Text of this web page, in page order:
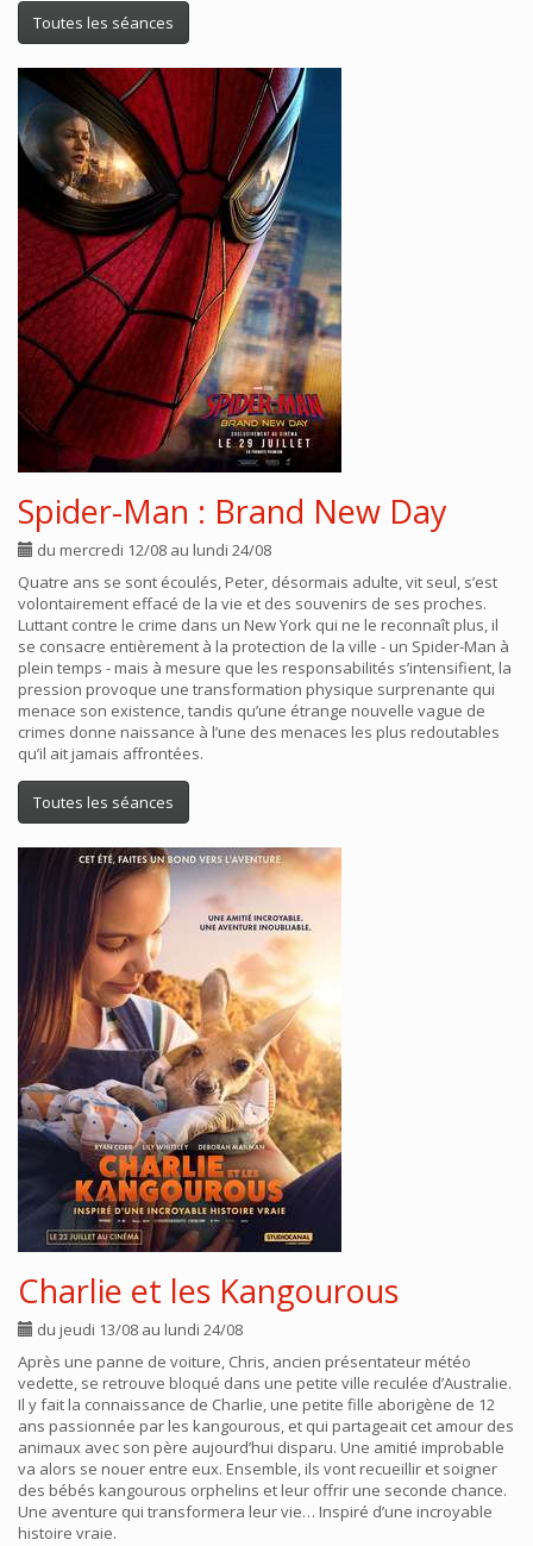
Toutes les séances
Spider-Man : Brand New Day
du mercredi 12/08 au lundi 24/08
Quatre ans se sont écoulés, Peter, désormais adulte, vit seul, s’est
volontairement effacé de la vie et des souvenirs de ses proches.
Luttant contre le crime dans un New York qui ne le reconnaît plus, il
se consacre entièrement à la protection de la ville - un Spider-Man à
plein temps - mais à mesure que les responsabilités s’intensifient, la
pression provoque une transformation physique surprenante qui
menace son existence, tandis qu’une étrange nouvelle vague de
crimes donne naissance à l’une des menaces les plus redoutables
qu’il ait jamais affrontées.
Toutes les séances
Charlie et les Kangourous
du jeudi 13/08 au lundi 24/08
Après une panne de voiture, Chris, ancien présentateur météo
vedette, se retrouve bloqué dans une petite ville reculée d’Australie.
Il y fait la connaissance de Charlie, une petite fille aborigène de 12
ans passionnée par les kangourous, et qui partageait cet amour des
animaux avec son père aujourd’hui disparu. Une amitié improbable
va alors se nouer entre eux. Ensemble, ils vont recueillir et soigner
des bébés kangourous orphelins et leur offrir une seconde chance.
Une aventure qui transformera leur vie… Inspiré d’une incroyable
histoire vraie.